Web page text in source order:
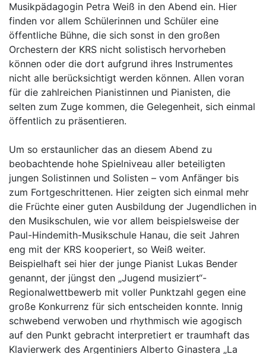
Musikpädagogin Petra Weiß in den Abend ein. Hier
finden vor allem Schülerinnen und Schüler eine
öffentliche Bühne, die sich sonst in den großen
Orchestern der KRS nicht solistisch hervorheben
können oder die dort aufgrund ihres Instrumentes
nicht alle berücksichtigt werden können. Allen voran
für die zahlreichen Pianistinnen und Pianisten, die
selten zum Zuge kommen, die Gelegenheit, sich einmal
öffentlich zu präsentieren.
Um so erstaunlicher das an diesem Abend zu
beobachtende hohe Spielniveau aller beteiligten
jungen Solistinnen und Solisten – vom Anfänger bis
zum Fortgeschrittenen. Hier zeigten sich einmal mehr
die Früchte einer guten Ausbildung der Jugendlichen in
den Musikschulen, wie vor allem beispielsweise der
Paul-Hindemith-Musikschule Hanau, die seit Jahren
eng mit der KRS kooperiert, so Weiß weiter.
Beispielhaft sei hier der junge Pianist Lukas Bender
genannt, der jüngst den „Jugend musiziert“-
Regionalwettbewerb mit voller Punktzahl gegen eine
große Konkurrenz für sich entscheiden konnte. Innig
schwebend verwoben und rhythmisch wie agogisch
auf den Punkt gebracht interpretiert er traumhaft das
Klavierwerk des Argentiniers Alberto Ginastera „La